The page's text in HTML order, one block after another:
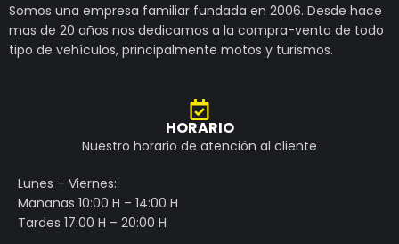
Somos una empresa familiar fundada en 2006. Desde hace
mas de 20 años nos dedicamos a la compra-venta de todo
tipo de vehículos, principalmente motos y turismos.
HORARIO
Nuestro horario de atención al cliente
Lunes – Viernes:
Mañanas 10:00 H – 14:00 H
Tardes 17:00 H – 20:00 H